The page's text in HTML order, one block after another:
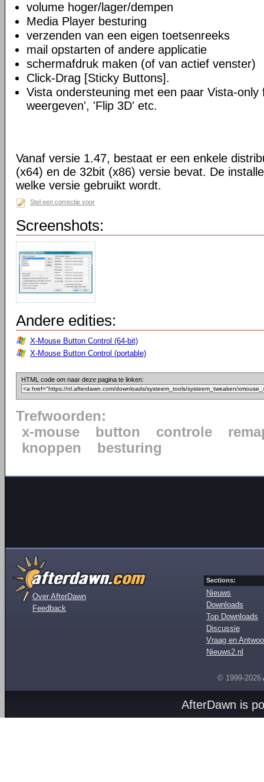
volume hoger/lager/dempen
Media Player besturing
verzenden van een eigen toetsenreeks
mail opstarten of andere applicatie
schermafdruk maken (of van actief venster)
Click-Drag [Sticky Buttons].
Vista ondersteuning met een paar Vista-only
weergeven', 'Flip 3D' etc.
Vanaf versie 1.47, bestaat er een enkele
(x64) en de 32bit (x86) versie bevat. De
welke versie gebruikt wordt.
Stel een correctie voor
Screenshots:
Andere edities:
X-Mouse Button Control (64-bit)
X-Mouse Button Control (portable)
HTML code om naar deze pagina te linken:
Trefwoorden:
x-mouse
button controle
knoppen
besturing
Over AfterDawn
Feedback
Sections:
Nieuws
Downloads
Top Downloads
Discussie
Vraag en
Nieuws2.nl
© 1999-2026
AfterDawn is